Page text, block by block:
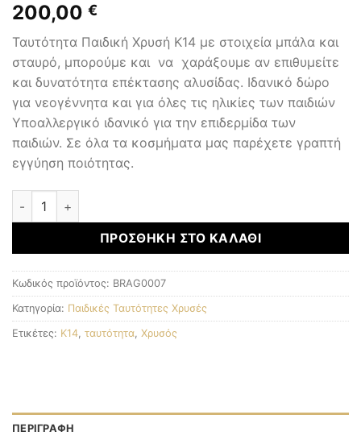
200,00 €
Ταυτότητα Παιδική Χρυσή K14 με στοιχεία μπάλα και
σταυρό, μπορούμε και να χαράξουμε αν επιθυμείτε
και δυνατότητα επέκτασης αλυσίδας. Ιδανικό δώρο
για νεογέννητα και για όλες τις ηλικίες των παιδιών
Υποαλλεργικό ιδανικό για την επιδερμίδα των
παιδιών. Σε όλα τα κοσμήματα μας παρέχετε γραπτή
εγγύηση ποιότητας.
Παιδική Ταυτότητα Χρυσή K14 ποσότητα
ΠΡΟΣΘΉΚΗ ΣΤΟ ΚΑΛΆΘΙ
Κωδικός προϊόντος: BRAG0007
Κατηγορία: Παιδικές Ταυτότητες Χρυσές
Ετικέτες: K14 ταυτότητα Χρυσός
ΠΕΡΙΓΡΑΦΉ